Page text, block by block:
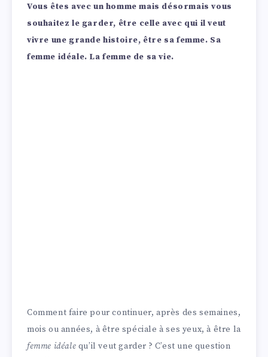
Vous êtes avec un homme mais désormais vous
souhaitez le garder, être celle avec qui il veut
vivre une grande histoire, être sa femme. Sa
femme idéale. La femme de sa vie.
Comment faire pour continuer, après des semaines,
mois ou années, à être spéciale à ses yeux, à être la
femme idéale qu’il veut garder ? C’est une question